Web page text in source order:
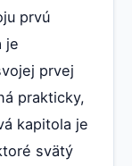
prvú
je
prvej
prakticky,
kapitola je
svätý